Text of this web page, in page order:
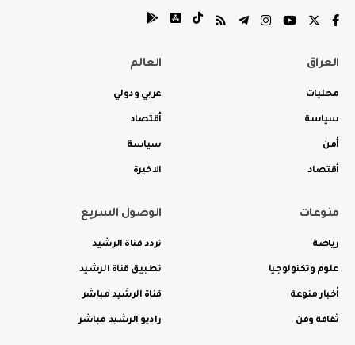
العراق
محليات
سياسة
أمن
أقتصاد
العالم
عربي ودولي
أقتصاد
سياسة
الاخيرة
منوعات
رياضة
علوم وتكنولوجيا
أخبار منوعة
ثقافة وفن
الوصول السريع
تردد قناة الرشيد
تطبيق قناة الرشيد
قناة الرشيد مباشر
راديو الرشيد مباشر